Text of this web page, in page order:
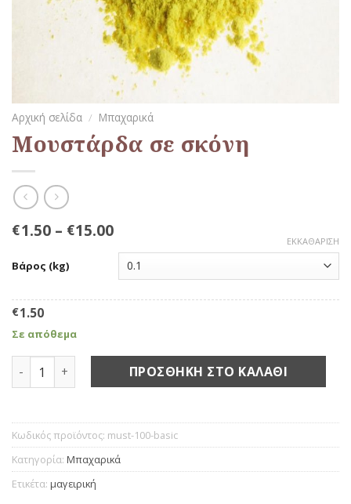
Αρχική σελίδα / Μπαχαρικά
Μουστάρδα σε σκόνη
€1.50– €15.00
Βάρος (kg)
ΕΚΚΑΘΆΡΙΣΗ
€1.50
Σε απόθεμα
Μουστάρδα σε σκόνη ποσότηταΠΡΟΣΘΉΚΗ ΣΤΟ ΚΑΛΆΘΙ
Κωδικός προϊόντος: must-100-basic
Κατηγορία: Μπαχαρικά
Ετικέτα: μαγειρική